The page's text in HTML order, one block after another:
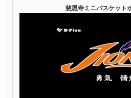
慈恩寺ミニバスケット